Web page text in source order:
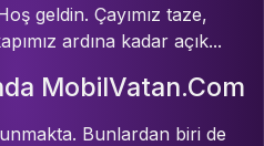
geldin. Çayımız taze,
ardına kadar açık...
MobilVatan.Com
Bunlardan biri de